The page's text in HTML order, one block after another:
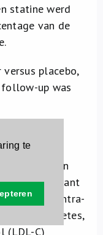
te
statine werd
van de
versus placebo,
up was
een
(70%) of een
intolerant
gecontra-
met diabetes,
(LDL-C)